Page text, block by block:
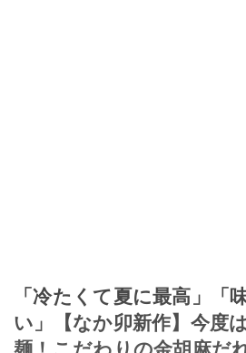
「冷たくて夏に最高」「
い」【なか卯新作】今度